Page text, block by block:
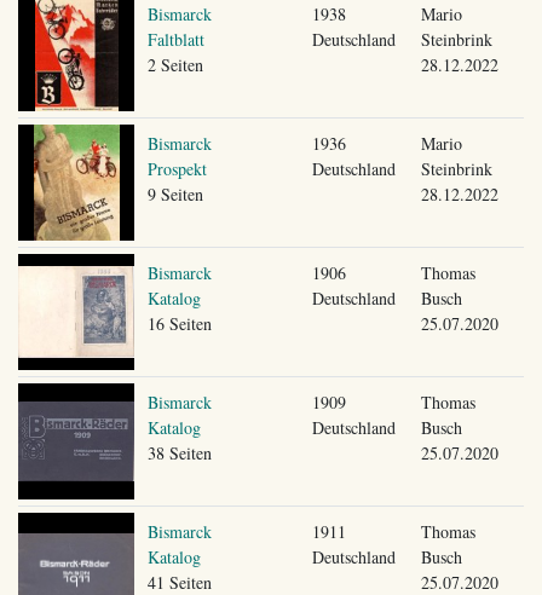
Bismarck
Faltblatt
2 Seiten
1938
Deutschland
Mario
Steinbrink
28.12.2022
Bismarck
Prospekt
9 Seiten
1936
Deutschland
Mario
Steinbrink
28.12.2022
Bismarck
Katalog
16 Seiten
1906
Deutschland
Thomas
Busch
25.07.2020
Bismarck
Katalog
38 Seiten
1909
Deutschland
Thomas
Busch
25.07.2020
Bismarck
Katalog
41 Seiten
1911
Deutschland
Thomas
Busch
25.07.2020